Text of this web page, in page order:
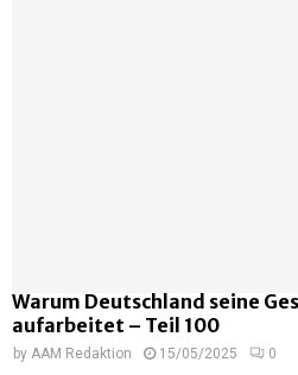
Warum Deutschland seine
aufarbeitet – Teil 100
by AAM Redaktion 15/05/2025 0